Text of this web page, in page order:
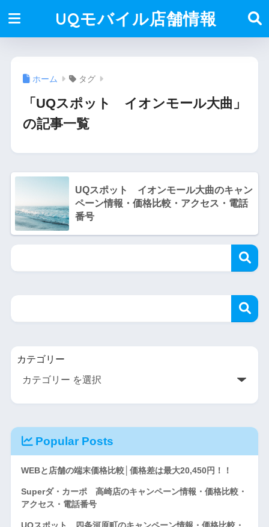
UQモバイル店舗情報
ホーム タグ
「UQスポット イオンモール大曲」
の記事一覧
UQスポット イオンモール大曲のキャン
ペーン情報・価格比較・アクセス・電話
番号
カテゴリー
Popular Posts
WEBと店舗の端末価格比較│価格差は最大20,450円！！
Superダ・カーポ 高崎店のキャンペーン情報・価格比較・
アクセス・電話番号